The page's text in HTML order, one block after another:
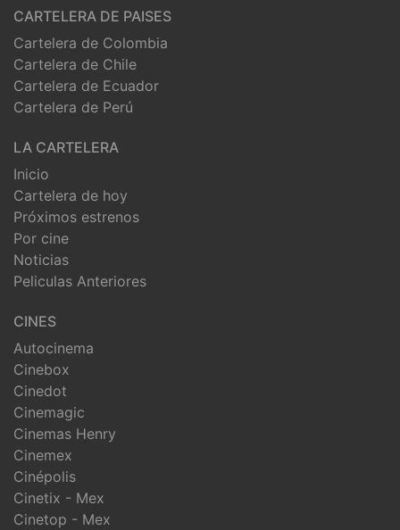
CARTELERA DE PAISES
Cartelera de Colombia
Cartelera de Chile
Cartelera de Ecuador
Cartelera de Perú
LA CARTELERA
Inicio
Cartelera de hoy
Próximos estrenos
Por cine
Noticias
Peliculas Anteriores
CINES
Autocinema
Cinebox
Cinedot
Cinemagic
Cinemas Henry
Cinemex
Cinépolis
Cinetix - Mex
Cinetop - Mex